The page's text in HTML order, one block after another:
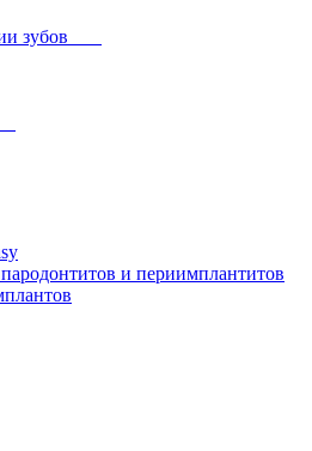
зубов
и периимплантитов